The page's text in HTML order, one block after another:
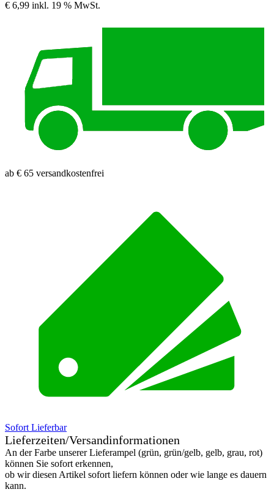
€ 6,99 inkl. 19 % MwSt.
ab € 65 versandkostenfrei
Sofort Lieferbar
Lieferzeiten/Versandinformationen
An der Farbe unserer Lieferampel (grün, grün/gelb, gelb, grau, rot)
können Sie sofort erkennen,
ob wir diesen Artikel sofort liefern können oder wie lange es dauern
kann.